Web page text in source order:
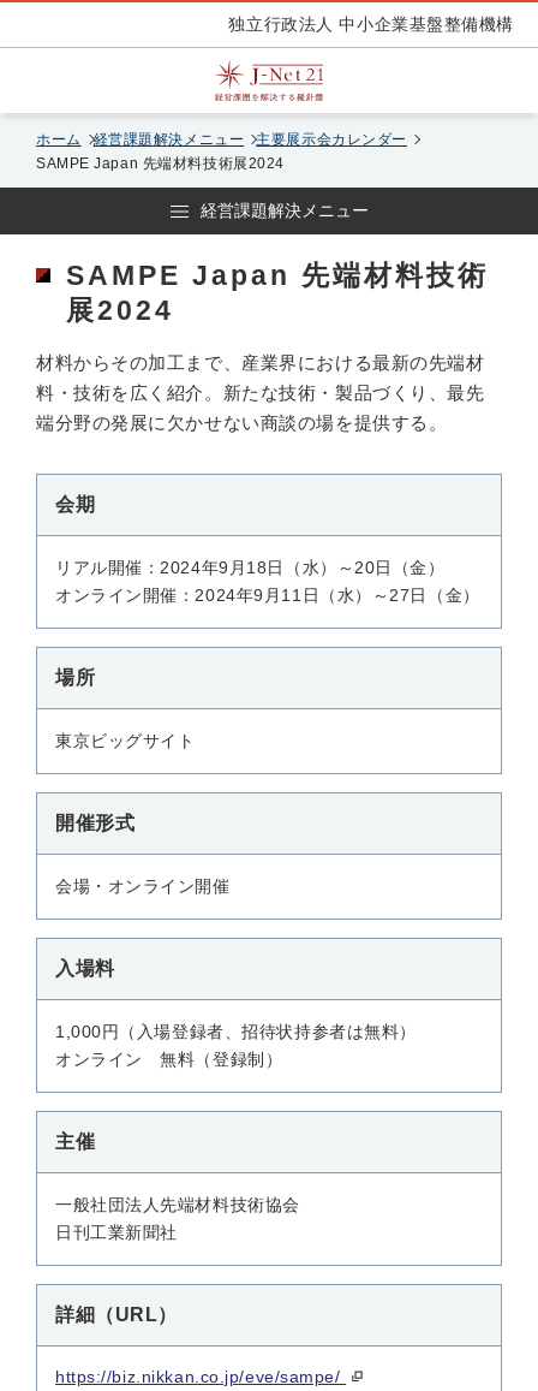
独立行政法人 中小企業基盤整備機構
ホーム 経営課題解決メニュー
主要展示会カレンダー
SAMPE Japan 先端材料技術展2024
経営課題解決メニュー
SAMPE Japan 先端材料技術
展2024
材料からその加工まで、産業界における最新の先端材
料・技術を広く紹介。新たな技術・製品づくり、最先
端分野の発展に欠かせない商談の場を提供する。
会期
リアル開催：2024年9月18日（水）～20日（金）
オンライン開催：2024年9月11日（水）～27日（金）
場所
東京ビッグサイト
開催形式
会場・オンライン開催
入場料
1,000円（入場登録者、招待状持参者は無料）
オンライン 無料（登録制）
主催
一般社団法人先端材料技術協会
日刊工業新聞社
詳細（URL）
https://biz.nikkan.co.jp/eve/sampe/